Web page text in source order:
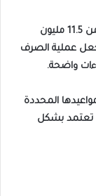
يستفيد من موعد صرف معاشات يوليو 2026 أكثر من 11.5 مليون
عملية الصرف
واضحة.
المحددة
تعتمد بشكل